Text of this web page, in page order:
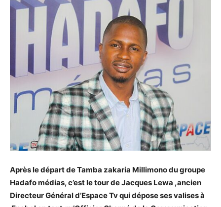
Après le départ de Tamba zakaria Millimono du groupe
Hadafo médias, c’est le tour de Jacques Lewa ,ancien
Directeur Général d’Espace Tv qui dépose ses valises à